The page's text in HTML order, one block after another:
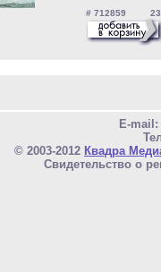
# 712859 23
E-mail:
© 2003-2012 Квадра
Свидетельство о